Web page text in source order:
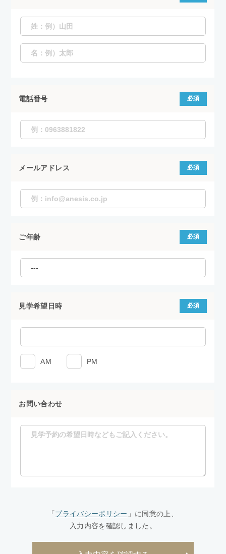
電話番号 必須
メールアドレス 必須
ご年齢 必須
見学希望日時 必須
AM PM
お問い合わせ
「 プライバシーポリシー 」に同意の上、
入力内容を確認しました。